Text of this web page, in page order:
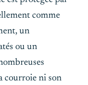
comme
un
ou un
courroie ni son